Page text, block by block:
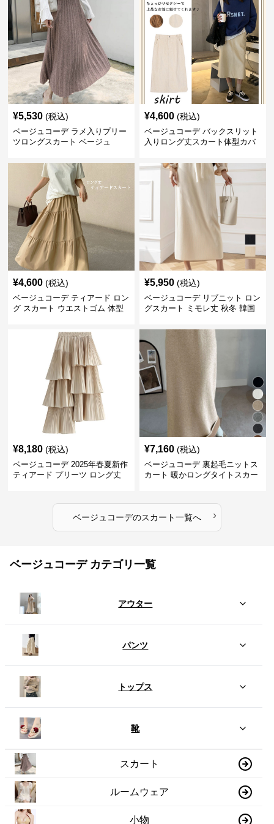
¥5,530 (税込)
ベージュコーデ ラメ入りプリー
ツロングスカート ベージュ
¥4,600 (税込)
ベージュコーデ バックスリット
入りロング丈スカート体型カバ
¥4,600 (税込)
ベージュコーデ ティアード ロン
グ スカート ウエストゴム 体型
¥5,950 (税込)
ベージュコーデ リブニット ロン
グスカート ミモレ丈 秋冬 韓国
¥8,180 (税込)
ベージュコーデ 2025年春夏新作
ティアード プリーツ ロング丈
¥7,160 (税込)
ベージュコーデ 裏起毛ニットス
カート 暖かロングタイトスカー
ベージュコーデのスカート一覧へ ›
ベージュコーデ カテゴリ一覧
アウター
パンツ
トップス
靴
スカート
ルームウェア
小物